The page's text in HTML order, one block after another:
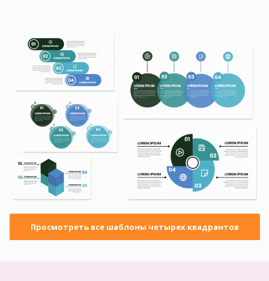
Просмотреть все шаблоны четырех квадрантов